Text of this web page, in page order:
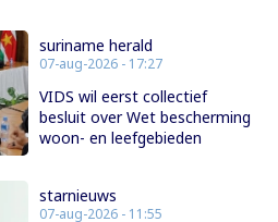
suriname herald
07-aug-2026 - 17:27
VIDS wil eerst collectief
besluit over Wet bescherming
woon- en leefgebieden
starnieuws
07-aug-2026 - 11:55